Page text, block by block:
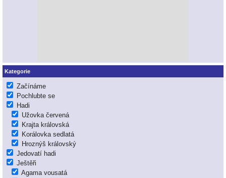
Kategorie
Začínáme
Pochlubte se
Hadi
Užovka červená
Krajta královská
Korálovka sedlatá
Hroznýš královský
Jedovatí hadi
Ještěři
Agama vousatá